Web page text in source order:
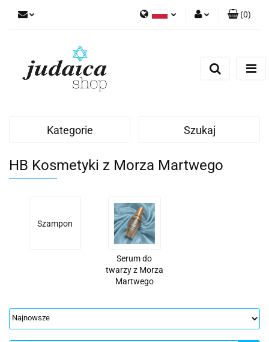
(0)
Kategorie Szukaj
HB Kosmetyki z Morza Martwego
Szampon
Serum do
twarzy z Morza
Martwego